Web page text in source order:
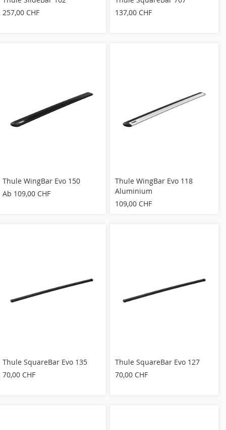
257,00 CHF
137,00 CHF
Thule WingBar Evo 150
Ab 109,00 CHF
Thule WingBar Evo 118
Aluminium
109,00 CHF
Thule SquareBar Evo 135
70,00 CHF
Thule SquareBar Evo 127
70,00 CHF